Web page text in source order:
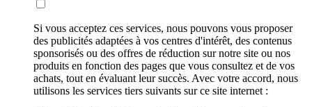
Si vous acceptez ces services, nous pouvons vous proposer
des publicités adaptées à vos centres d'intérêt, des contenus
sponsorisés ou des offres de réduction sur notre site ou nos
produits en fonction des pages que vous consultez et de vos
achats, tout en évaluant leur succès. Avec votre accord, nous
utilisons les services tiers suivants sur ce site internet :